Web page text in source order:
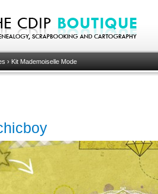
› Kit Mademoiselle Mode